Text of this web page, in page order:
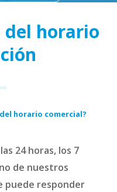
horario
horario comercial?
24 horas, los 7
de nuestros
puede responder